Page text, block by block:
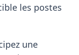
les postes
une